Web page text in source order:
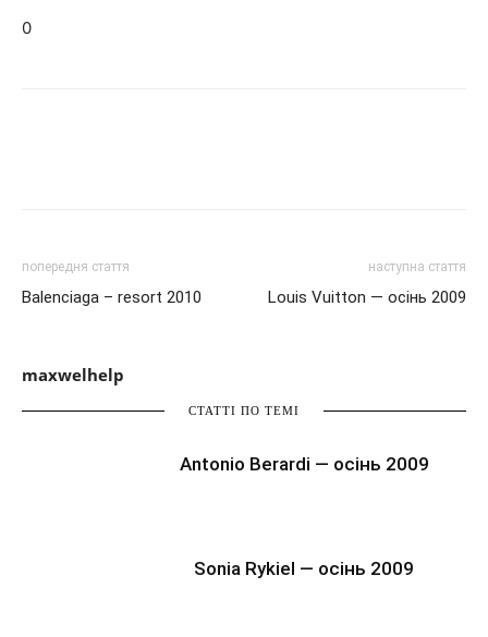
0
попередня стаття
Balenciaga – resort 2010
наступна стаття
Louis Vuitton — осінь 2009
maxwelhelp
СТАТТІ ПО ТЕМІ
Antonio Berardi — осінь 2009
Sonia Rykiel — осінь 2009